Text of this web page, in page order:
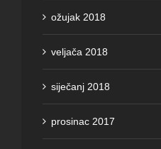
ožujak 2018
veljača 2018
siječanj 2018
prosinac 2017